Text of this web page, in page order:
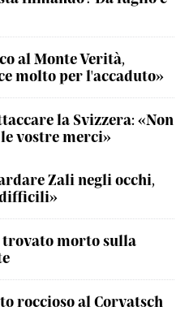
al Monte Verità,
molto per l'accaduto»
la Svizzera: «Non
vostre merci»
Zali negli occhi,
trovato morto sulla
roccioso al Corvatsch